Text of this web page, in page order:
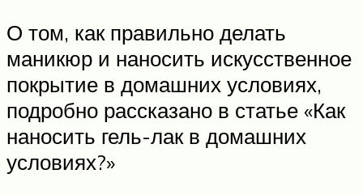
О том, как правильно делать
маникюр и наносить искусственное
покрытие в домашних условиях,
подробно рассказано в статье «Как
наносить гель-лак в домашних
условиях?»